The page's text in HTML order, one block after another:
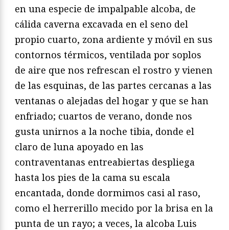
en una especie de impalpable alcoba, de
cálida caverna excavada en el seno del
propio cuarto, zona ardiente y móvil en sus
contornos térmicos, ventilada por soplos
de aire que nos refrescan el rostro y vienen
de las esquinas, de las partes cercanas a las
ventanas o alejadas del hogar y que se han
enfriado; cuartos de verano, donde nos
gusta unirnos a la noche tibia, donde el
claro de luna apoyado en las
contraventanas entreabiertas despliega
hasta los pies de la cama su escala
encantada, donde dormimos casi al raso,
como el herrerillo mecido por la brisa en la
punta de un rayo; a veces, la alcoba Luis